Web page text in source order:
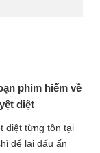
phim hiếm về
diệt
diệt từng tồn tại
để lại dấu ấn